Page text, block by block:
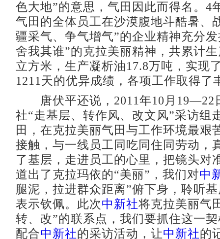
色大地”的意思，气田因此而得名。4
气田的全体员工在沙漠腹地斗酷暑、
疆采气、争气增气”的企业精神充分
舍我其谁”的克拉美丽精神，共累计
立方米，生产凝析油17.8万吨，实现
1211天的优异成绩，各项工作取得了
唐伏平还说，2011年10月19—22
社“走基层、转作风、改文风”采访组
田，在克拉美丽气田与工作环境最艰
接触，与一线员工同吃同住同劳动，
了基层，走进员工的心里，把镜头对
道出了克拉玛依的“美丽”，我们对中
腿泥，拉进群众距离”俯下身，聆听
表示钦佩。此次中新社将克拉美丽气
转、改”的联系点，我们要抓住这一
配合中新社的采访活动，让中新社的